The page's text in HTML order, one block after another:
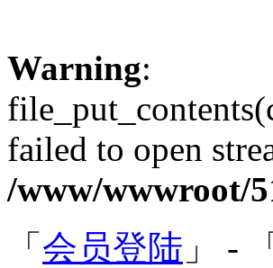
Warning:
failed to open
/www/wwwroot/
「 会员登陆 」 - 「